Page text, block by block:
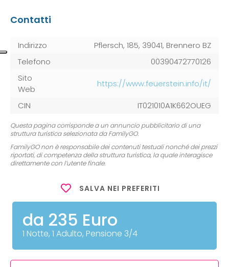
Contatti
Indirizzo
Pflersch, 185, 39041, Brennero BZ
Telefono
00390472770126
Sito
Web
https://www.feuerstein.info/it/
CIN IT021010A1K662OUEG
Questa pagina corrisponde a un annuncio pubblicitario di una
struttura turistica selezionata da FamilyGO.
FamilyGO non è responsabile dei contenuti testuali nonché dei prezzi
riportati, di competenza della struttura turistica, la quale interagisce
direttamente con l’utente finale.
SALVA NEI PREFERITI
da 235 Euro
1 Notte, 1 Adulto, Pensione 3/4